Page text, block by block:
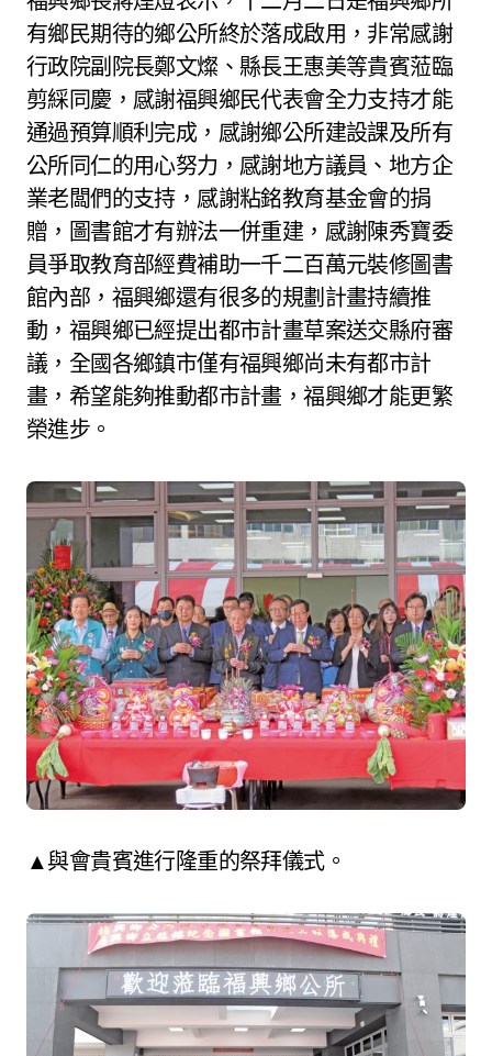
有鄉民期待的鄉公所終於落成啟用，非常感謝
行政院副院長鄭文燦、縣長王惠美等貴賓蒞臨
剪綵同慶，感謝福興鄉民代表會全力支持才能
通過預算順利完成，感謝鄉公所建設課及所有
公所同仁的用心努力，感謝地方議員、地方企
業老闆們的支持，感謝粘銘教育基金會的捐
贈，圖書館才有辦法一併重建，感謝陳秀寶委
員爭取教育部經費補助一千二百萬元裝修圖書
館內部，福興鄉還有很多的規劃計畫持續推
動，福興鄉已經提出都市計畫草案送交縣府審
議，全國各鄉鎮市僅有福興鄉尚未有都市計
畫，希望能夠推動都市計畫，福興鄉才能更繁
榮進步。
▲與會貴賓進行隆重的祭拜儀式。